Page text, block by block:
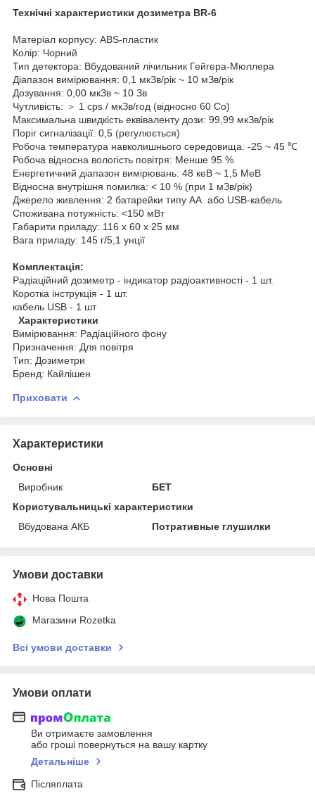
Технічні характеристики дозиметра BR-6
Матеріал корпусу: ABS-пластик
Колір: Чорний
Тип детектора: Вбудований лічильник Гейгера-Мюллера
Діапазон вимірювання: 0,1 мкЗв/рік ~ 10 мЗв/рік
Дозування: 0,00 мкЗв ~ 10 Зв
Чутливість: ＞ 1 cps / мкЗв/год (відносно 60 Co)
Максимальна швидкість еквіваленту дози: 99,99 мкЗв/рік
Поріг сигналізації: 0,5 (регулюється)
Робоча температура навколишнього середовища: -25 ~ 45 ℃
Робоча відносна вологість повітря: Менше 95 %
Енергетичний діапазон вимірювань: 48 кеВ ~ 1,5 МеВ
Відносна внутрішня помилка: < 10 % (при 1 мЗв/рік)
Джерело живлення: 2 батарейки типу АА або USB-кабель
Споживана потужність: <150 мВт
Габарити приладу: 116 х 60 х 25 мм
Вага приладу: 145 г/5,1 унції
Комплектація:
Радіаційний дозиметр - індикатор радіоактивності - 1 шт.
Коротка інструкція - 1 шт.
кабель USB - 1 шт
Характеристики
Вимірювання: Радіаційного фону
Призначення: Для повітря
Тип: Дозиметри
Бренд: Кайлішен
Приховати
Характеристики
Основні
Виробник
БЕТ
Користувальницькі характеристики
Вбудована АКБ
Потративные глушилки
Умови доставки
Нова Пошта
Магазини Rozetka
Всі умови доставки
Умови оплати
Ви отримаєте замовлення
або гроші повернуться на вашу картку
Детальніше
Післяплата